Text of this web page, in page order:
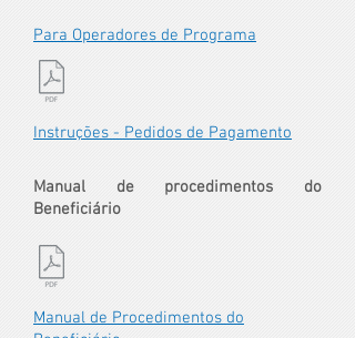
Para Operadores de Programa
Instruções - Pedidos de Pagamento
Manual de procedimentos do
Beneficiário
Manual de Procedimentos do